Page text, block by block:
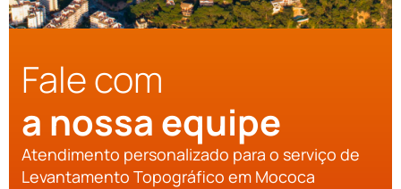
Fale com
a nossa equipe
Atendimento personalizado para o serviço de
Levantamento Topográfico em Mococa